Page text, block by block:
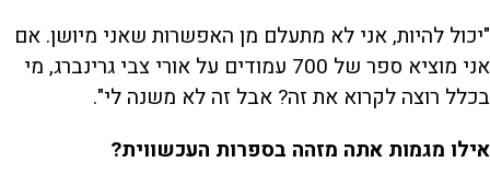
"יכול להיות, אני לא מתעלם מן האפשרות שאני מיושן. אם
אני מוציא ספר של 700 עמודים על אורי צבי גרינברג, מי
בכלל רוצה לקרוא את זה? אבל זה לא משנה לי".
אילו מגמות אתה מזהה בספרות העכשווית?